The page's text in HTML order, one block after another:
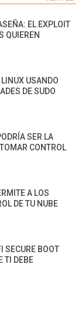
EL EXPLOIT
QUIEREN
USANDO
DE SUDO
SER LA
CONTROL
A LOS
DE TU NUBE
SECURE BOOT
TI DEBE